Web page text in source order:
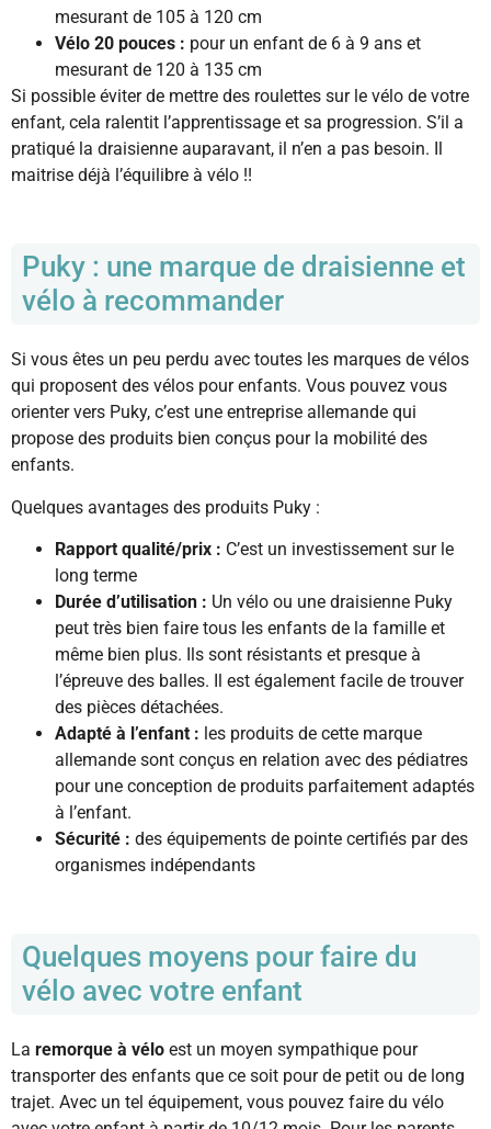
mesurant de 105 à 120 cm
Vélo 20 pouces : pour un enfant de 6 à 9 ans et
mesurant de 120 à 135 cm
Si possible éviter de mettre des roulettes sur le vélo de votre
enfant, cela ralentit l’apprentissage et sa progression. S’il a
pratiqué la draisienne auparavant, il n’en a pas besoin. Il
maitrise déjà l’équilibre à vélo !!
Puky : une marque de draisienne et
vélo à recommander
Si vous êtes un peu perdu avec toutes les marques de vélos
qui proposent des vélos pour enfants. Vous pouvez vous
orienter vers Puky, c’est une entreprise allemande qui
propose des produits bien conçus pour la mobilité des
enfants.
Quelques avantages des produits Puky :
Rapport qualité/prix : C’est un investissement sur le
long terme
Durée d’utilisation : Un vélo ou une draisienne Puky
peut très bien faire tous les enfants de la famille et
même bien plus. Ils sont résistants et presque à
l’épreuve des balles. Il est également facile de trouver
des pièces détachées.
Adapté à l’enfant : les produits de cette marque
allemande sont conçus en relation avec des pédiatres
pour une conception de produits parfaitement adaptés
à l’enfant.
Sécurité : des équipements de pointe certifiés par des
organismes indépendants
Quelques moyens pour faire du
vélo avec votre enfant
La remorque à vélo est un moyen sympathique pour
transporter des enfants que ce soit pour de petit ou de long
trajet. Avec un tel équipement, vous pouvez faire du vélo